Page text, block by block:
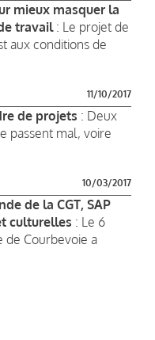
mieux masquer la
travail: Le projet de
aux conditions de
11/10/2017
de projets : Deux
passent mal, voire
10/03/2017
de la CGT, SAP
culturelles : Le 6
de Courbevoie a